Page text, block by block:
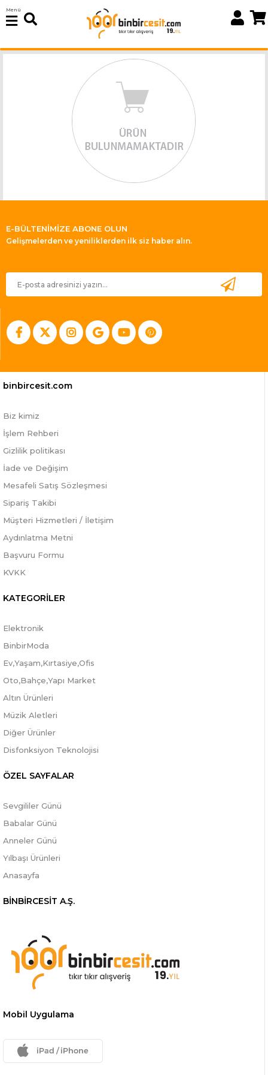
Menü
E-BÜLTENİMİZE ABONE OLUN
Gelişmelerden ve yeniliklerden ilk siz haber alın.
binbircesit.com
Biz kimiz
İşlem Rehberi
Gizlilik politikası
İade ve Değişim
Mesafeli Satış Sözleşmesi
Sipariş Takibi
Müşteri Hizmetleri / İletişim
Aydınlatma Metni
Başvuru Formu
KVKK
KATEGORİLER
Elektronik
BinbirModa
Ev,Yaşam,Kırtasiye,Ofis
Oto,Bahçe,Yapı Market
Altın Ürünleri
Müzik Aletleri
Diğer Ürünler
Disfonksiyon Teknolojisi
ÖZEL SAYFALAR
Sevgililer Günü
Babalar Günü
Anneler Günü
Yılbaşı Ürünleri
Anasayfa
BİNBİRCESİT A.Ş.
Mobil Uygulama